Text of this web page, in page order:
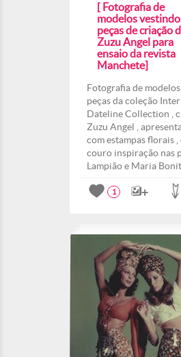
[ Fotografia de
modelos vestindo
peças de criação
Zuzu Angel para
ensaio da revista
Manchete]
Fotografia de
peças da coleção
Dateline Collection ,
Zuzu Angel ,
com estampas florais
couro inspiração nas
Lampião e Maria
1